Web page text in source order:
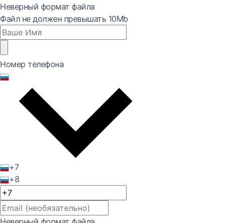
Неверный формат файла
Файл не должен превышать 10Mb
Номер телефона
+7
+8